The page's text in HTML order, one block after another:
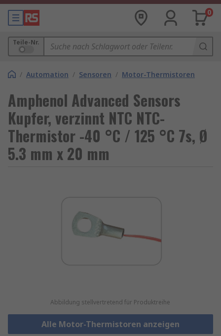
0
Teile-Nr.
/ Automation / Sensoren / Motor-Thermistoren
Amphenol Advanced Sensors
Kupfer, verzinnt NTC NTC-
Thermistor -40 °C / 125 °C 7s, Ø
5.3 mm x 20 mm
Abbildung stellvertretend für Produktreihe
Alle Motor-Thermistoren anzeigen